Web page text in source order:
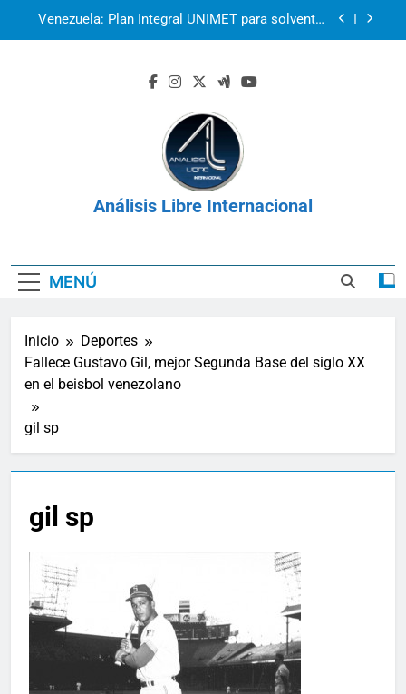
Venezuela: Plan Integral UNIMET para solventar
La prisión como herramienta de control:
Venezuela, Cuba y Nicaragua 2026
Venezuela: Plan Integral UNIMET para solventar
la crisis apocalíptica de La Guaira
Análisis Libre Internacional
MENÚ
Inicio
Deportes
Fallece Gustavo Gil, mejor Segunda Base del siglo XX
en el beisbol venezolano
gil sp
gil sp